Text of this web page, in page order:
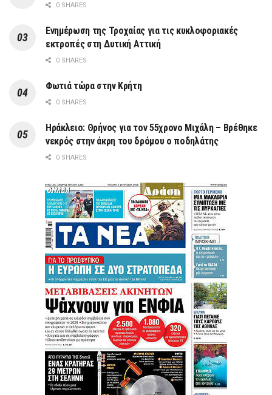
0 SHARES
Ενημέρωση της Τροχαίας για τις κυκλοφοριακές
εκτροπές στη Δυτική Αττική
0 SHARES
Φωτιά τώρα στην Κρήτη
0 SHARES
Ηράκλειο: Θρήνος για τον 55χρονο Μιχάλη – Βρέθηκε
νεκρός στην άκρη του δρόμου ο ποδηλάτης
0 SHARES